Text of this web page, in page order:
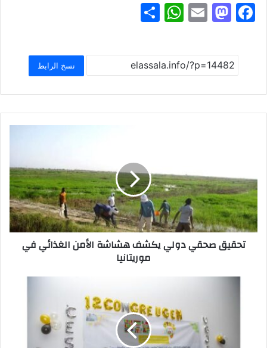
F
c
e
b
o
M
st
o
d
o
E
ai
l
W
at
s
A
p
ar
e
نسخ الرابط
تحقيق صحقي دولي يكشف هشاشة الأمن الغذائي في
موريتانيا